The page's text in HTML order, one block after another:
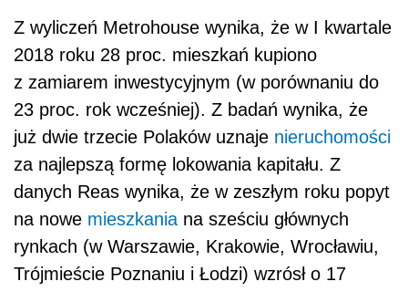
Z wyliczeń Metrohouse wynika, że w I kwartale
2018 roku 28 proc. mieszkań kupiono
z zamiarem inwestycyjnym (w porównaniu do
23 proc. rok wcześniej). Z badań wynika, że
już dwie trzecie Polaków uznaje nieruchomości
za najlepszą formę lokowania kapitału. Z
danych Reas wynika, że w zeszłym roku popyt
na nowe mieszkania na sześciu głównych
rynkach (w Warszawie, Krakowie, Wrocławiu,
Trójmieście Poznaniu i Łodzi) wzrósł o 17